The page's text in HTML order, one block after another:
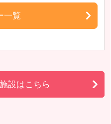
一覧
設はこちら